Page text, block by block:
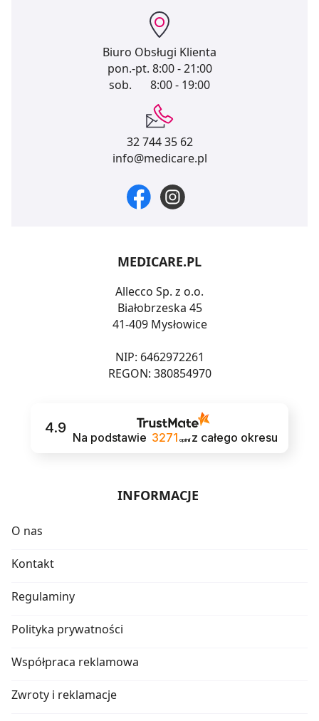
Biuro Obsługi Klienta
pon.-pt. 8:00 - 21:00
sob.
8:00 - 19:00
32 744 35 62
info@medicare.pl
MEDICARE.PL
Allecco Sp. z o.o.
Białobrzeska 45
41-409 Mysłowice
NIP: 6462972261
REGON: 380854970
4.9
Na podstawie 3271 opinii z całego okresu
INFORMACJE
O nas
Kontakt
Regulaminy
Polityka prywatności
Współpraca reklamowa
Zwroty i reklamacje